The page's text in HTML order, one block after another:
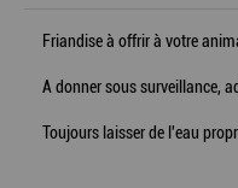
Friandise à offrir à votre
A donner sous surveillance,
Toujours laisser de l'eau